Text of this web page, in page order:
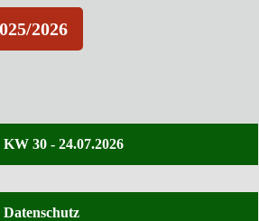
2026
KW 30 - 24.07.2026
Datenschutz